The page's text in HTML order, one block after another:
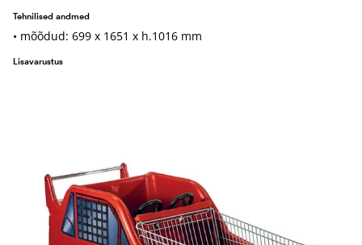
Tehnilised andmed
• mõõdud: 699 x 1651 x h.1016 mm
Lisavarustus